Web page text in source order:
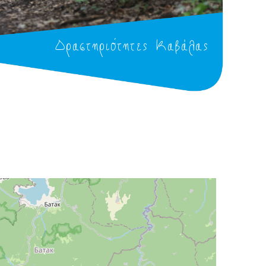
Δραστηριότητες Καβάλας